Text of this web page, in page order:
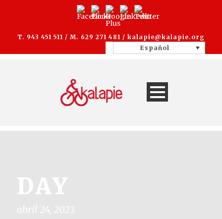
T. 943 451 511 / M. 629 271 481 / kalapie@kalapie.org
Español
DAY
abril 24, 2023